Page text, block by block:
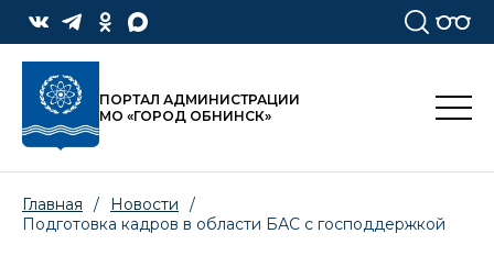
ПОРТАЛ АДМИНИСТРАЦИИ
МО «ГОРОД ОБНИНСК»
Главная / Новости
/
Подготовка кадров в области БАС с господдержкой